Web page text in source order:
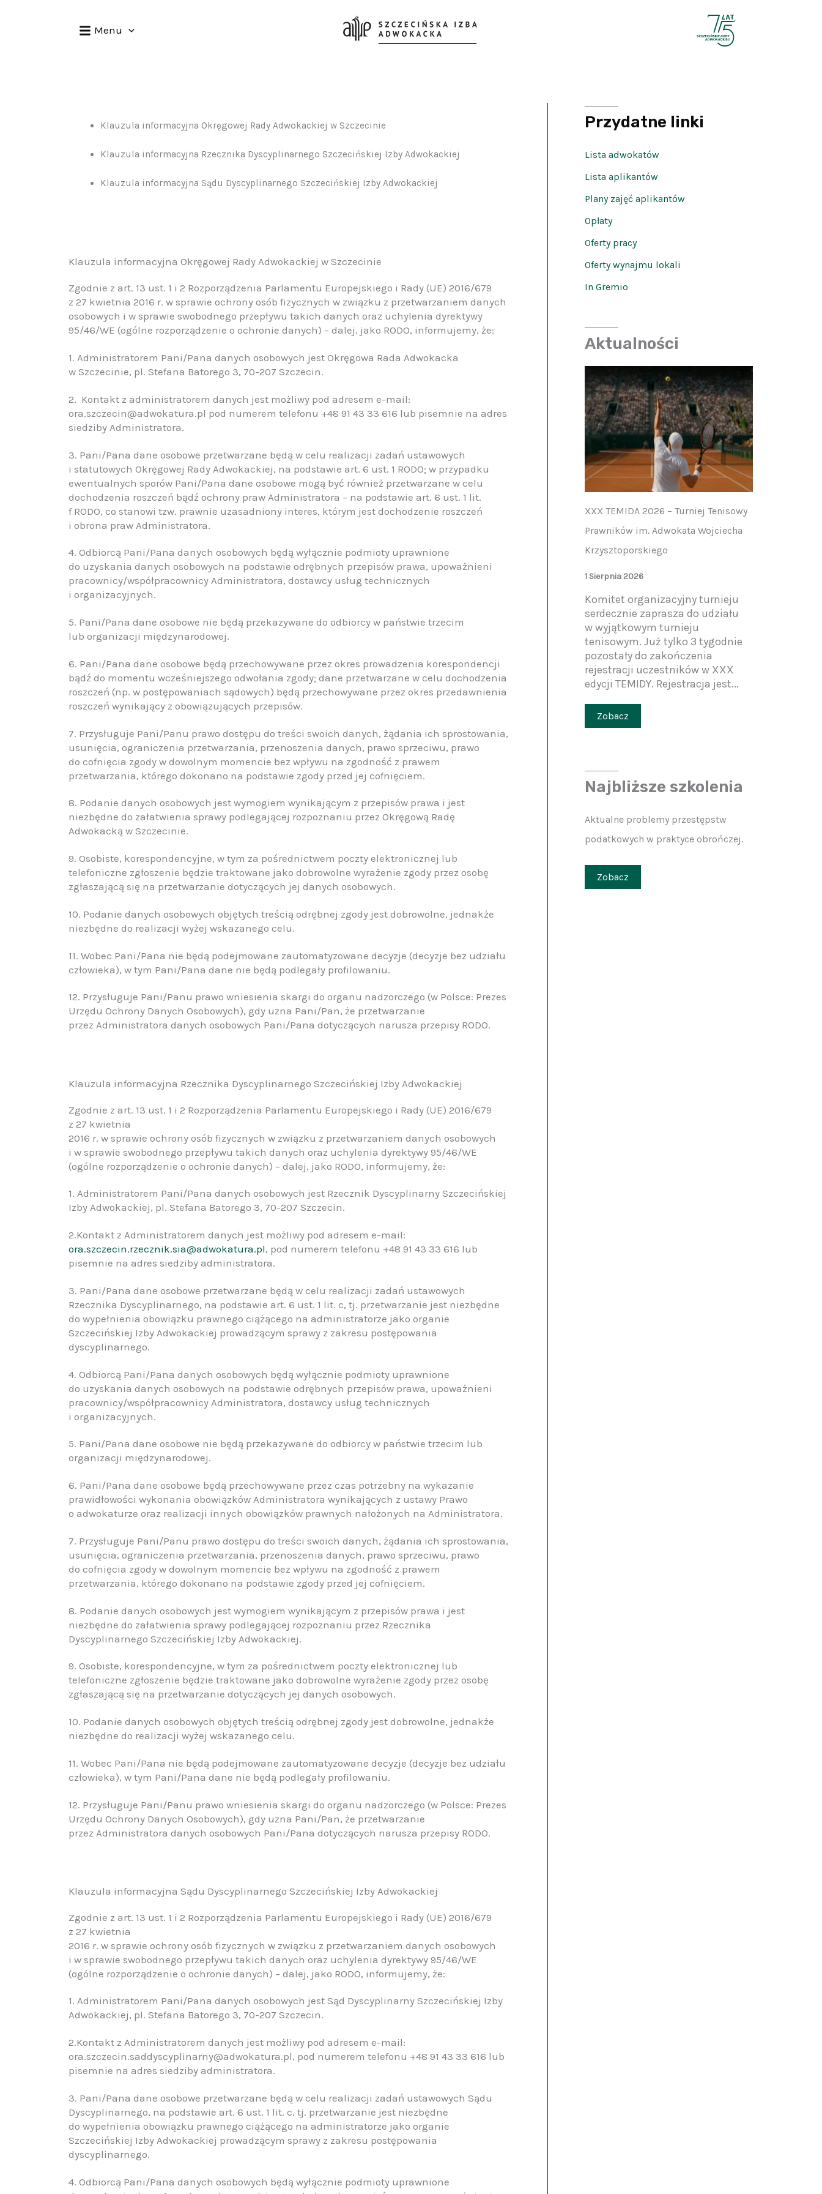
Menu
Klauzula informacyjna Okręgowej Rady Adwokackiej w Szczecinie
Klauzula informacyjna Rzecznika Dyscyplinarnego Szczecińskiej Izby Adwokackiej
Klauzula informacyjna Sądu Dyscyplinarnego Szczecińskiej Izby Adwokackiej
Klauzula informacyjna Okręgowej Rady Adwokackiej w Szczecinie
Zgodnie z art. 13 ust. 1 i 2 Rozporządzenia Parlamentu Europejskiego i Rady (UE) 2016/679
z 27 kwietnia 2016 r. w sprawie ochrony osób fizycznych w związku z przetwarzaniem danych
osobowych i w sprawie swobodnego przepływu takich danych oraz uchylenia dyrektywy
95/46/WE (ogólne rozporządzenie o ochronie danych) – dalej, jako RODO, informujemy, że:
1. Administratorem Pani/Pana danych osobowych jest Okręgowa Rada Adwokacka
w Szczecinie, pl. Stefana Batorego 3, 70-207 Szczecin.
2. Kontakt z administratorem danych jest możliwy pod adresem e-mail:
ora.szczecin@adwokatura.pl pod numerem telefonu +48 91 43 33 616 lub pisemnie na adres
siedziby Administratora.
3. Pani/Pana dane osobowe przetwarzane będą w celu realizacji zadań ustawowych
i statutowych Okręgowej Rady Adwokackiej, na podstawie art. 6 ust. 1 RODO; w przypadku
ewentualnych sporów Pani/Pana dane osobowe mogą być również przetwarzane w celu
dochodzenia roszczeń bądź ochrony praw Administratora – na podstawie art. 6 ust. 1 lit.
f RODO, co stanowi tzw. prawnie uzasadniony interes, którym jest dochodzenie roszczeń
i obrona praw Administratora.
4. Odbiorcą Pani/Pana danych osobowych będą wyłącznie podmioty uprawnione
do uzyskania danych osobowych na podstawie odrębnych przepisów prawa, upoważnieni
pracownicy/współpracownicy Administratora, dostawcy usług technicznych
i organizacyjnych.
5. Pani/Pana dane osobowe nie będą przekazywane do odbiorcy w państwie trzecim
lub organizacji międzynarodowej.
6. Pani/Pana dane osobowe będą przechowywane przez okres prowadzenia korespondencji
bądź do momentu wcześniejszego odwołania zgody; dane przetwarzane w celu dochodzenia
roszczeń (np. w postępowaniach sądowych) będą przechowywane przez okres przedawnienia
roszczeń wynikający z obowiązujących przepisów.
7. Przysługuje Pani/Panu prawo dostępu do treści swoich danych, żądania ich sprostowania,
usunięcia, ograniczenia przetwarzania, przenoszenia danych, prawo sprzeciwu, prawo
do cofnięcia zgody w dowolnym momencie bez wpływu na zgodność z prawem
przetwarzania, którego dokonano na podstawie zgody przed jej cofnięciem.
8. Podanie danych osobowych jest wymogiem wynikającym z przepisów prawa i jest
niezbędne do załatwienia sprawy podlegającej rozpoznaniu przez Okręgową Radę
Adwokacką w Szczecinie.
9. Osobiste, korespondencyjne, w tym za pośrednictwem poczty elektronicznej lub
telefoniczne zgłoszenie będzie traktowane jako dobrowolne wyrażenie zgody przez osobę
zgłaszającą się na przetwarzanie dotyczących jej danych osobowych.
10. Podanie danych osobowych objętych treścią odrębnej zgody jest dobrowolne, jednakże
niezbędne do realizacji wyżej wskazanego celu.
11. Wobec Pani/Pana nie będą podejmowane zautomatyzowane decyzje (decyzje bez udziału
człowieka), w tym Pani/Pana dane nie będą podlegały profilowaniu.
12. Przysługuje Pani/Panu prawo wniesienia skargi do organu nadzorczego (w Polsce: Prezes
Urzędu Ochrony Danych Osobowych), gdy uzna Pani/Pan, że przetwarzanie
przez Administratora danych osobowych Pani/Pana dotyczących narusza przepisy RODO.
Klauzula informacyjna Rzecznika Dyscyplinarnego Szczecińskiej Izby Adwokackiej
Zgodnie z art. 13 ust. 1 i 2 Rozporządzenia Parlamentu Europejskiego i Rady (UE) 2016/679
z 27 kwietnia
2016 r. w sprawie ochrony osób fizycznych w związku z przetwarzaniem danych osobowych
i w sprawie swobodnego przepływu takich danych oraz uchylenia dyrektywy 95/46/WE
(ogólne rozporządzenie o ochronie danych) – dalej, jako RODO, informujemy, że:
1. Administratorem Pani/Pana danych osobowych jest Rzecznik Dyscyplinarny Szczecińskiej
Izby Adwokackiej, pl. Stefana Batorego 3, 70-207 Szczecin.
2.Kontakt z Administratorem danych jest możliwy pod adresem e-mail:
ora.szczecin.rzecznik.sia@adwokatura.pl, pod numerem telefonu +48 91 43 33 616 lub
pisemnie na adres siedziby administratora.
3. Pani/Pana dane osobowe przetwarzane będą w celu realizacji zadań ustawowych
Rzecznika Dyscyplinarnego, na podstawie art. 6 ust. 1 lit. c, tj. przetwarzanie jest niezbędne
do wypełnienia obowiązku prawnego ciążącego na administratorze jako organie
Szczecińskiej Izby Adwokackiej prowadzącym sprawy z zakresu postępowania
dyscyplinarnego.
4. Odbiorcą Pani/Pana danych osobowych będą wyłącznie podmioty uprawnione
do uzyskania danych osobowych na podstawie odrębnych przepisów prawa, upoważnieni
pracownicy/współpracownicy Administratora, dostawcy usług technicznych
i organizacyjnych.
5. Pani/Pana dane osobowe nie będą przekazywane do odbiorcy w państwie trzecim lub
organizacji międzynarodowej.
6. Pani/Pana dane osobowe będą przechowywane przez czas potrzebny na wykazanie
prawidłowości wykonania obowiązków Administratora wynikających z ustawy Prawo
o adwokaturze oraz realizacji innych obowiązków prawnych nałożonych na Administratora.
7. Przysługuje Pani/Panu prawo dostępu do treści swoich danych, żądania ich sprostowania,
usunięcia, ograniczenia przetwarzania, przenoszenia danych, prawo sprzeciwu, prawo
do cofnięcia zgody w dowolnym momencie bez wpływu na zgodność z prawem
przetwarzania, którego dokonano na podstawie zgody przed jej cofnięciem.
8. Podanie danych osobowych jest wymogiem wynikającym z przepisów prawa i jest
niezbędne do załatwienia sprawy podlegającej rozpoznaniu przez Rzecznika
Dyscyplinarnego Szczecińskiej Izby Adwokackiej.
9. Osobiste, korespondencyjne, w tym za pośrednictwem poczty elektronicznej lub
telefoniczne zgłoszenie będzie traktowane jako dobrowolne wyrażenie zgody przez osobę
zgłaszającą się na przetwarzanie dotyczących jej danych osobowych.
10. Podanie danych osobowych objętych treścią odrębnej zgody jest dobrowolne, jednakże
niezbędne do realizacji wyżej wskazanego celu.
11. Wobec Pani/Pana nie będą podejmowane zautomatyzowane decyzje (decyzje bez udziału
człowieka), w tym Pani/Pana dane nie będą podlegały profilowaniu.
12. Przysługuje Pani/Panu prawo wniesienia skargi do organu nadzorczego (w Polsce: Prezes
Urzędu Ochrony Danych Osobowych), gdy uzna Pani/Pan, że przetwarzanie
przez Administratora danych osobowych Pani/Pana dotyczących narusza przepisy RODO.
Klauzula informacyjna Sądu Dyscyplinarnego Szczecińskiej Izby Adwokackiej
Zgodnie z art. 13 ust. 1 i 2 Rozporządzenia Parlamentu Europejskiego i Rady (UE) 2016/679
z 27 kwietnia
2016 r. w sprawie ochrony osób fizycznych w związku z przetwarzaniem danych osobowych
i w sprawie swobodnego przepływu takich danych oraz uchylenia dyrektywy 95/46/WE
(ogólne rozporządzenie o ochronie danych) – dalej, jako RODO, informujemy, że:
1. Administratorem Pani/Pana danych osobowych jest Sąd Dyscyplinarny Szczecińskiej Izby
Adwokackiej, pl. Stefana Batorego 3, 70-207 Szczecin.
2.Kontakt z Administratorem danych jest możliwy pod adresem e-mail:
ora.szczecin.saddyscyplinarny@adwokatura.pl, pod numerem telefonu +48 91 43 33 616 lub
pisemnie na adres siedziby administratora.
3. Pani/Pana dane osobowe przetwarzane będą w celu realizacji zadań ustawowych Sądu
Dyscyplinarnego, na podstawie art. 6 ust. 1 lit. c, tj. przetwarzanie jest niezbędne
do wypełnienia obowiązku prawnego ciążącego na administratorze jako organie
Szczecińskiej Izby Adwokackiej prowadzącym sprawy z zakresu postępowania
dyscyplinarnego.
4. Odbiorcą Pani/Pana danych osobowych będą wyłącznie podmioty uprawnione
Przydatne linki
Lista adwokatów
Lista aplikantów
Plany zajęć aplikantów
Opłaty
Oferty pracy
Oferty wynajmu lokali
In Gremio
Aktualności
XXX TEMIDA 2026 – Turniej Tenisowy
Prawników im. Adwokata Wojciecha
Krzysztoporskiego
1 Sierpnia 2026
Komitet organizacyjny turnieju
serdecznie zaprasza do udziału
w wyjątkowym turnieju
tenisowym. Już tylko 3 tygodnie
pozostały do zakończenia
rejestracji uczestników w XXX
edycji TEMIDY. Rejestracja jest...
Zobacz
Najbliższe szkolenia
Aktualne problemy przestępstw
podatkowych w praktyce obrończej.
Zobacz